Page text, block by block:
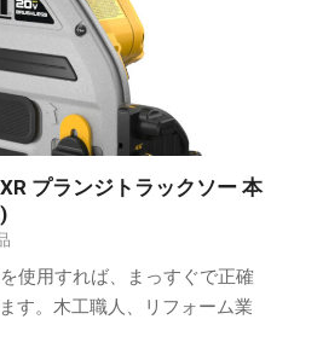
プランジトラックソー 本
使用すれば、まっすぐで正確
す。木工職人、リフォーム業